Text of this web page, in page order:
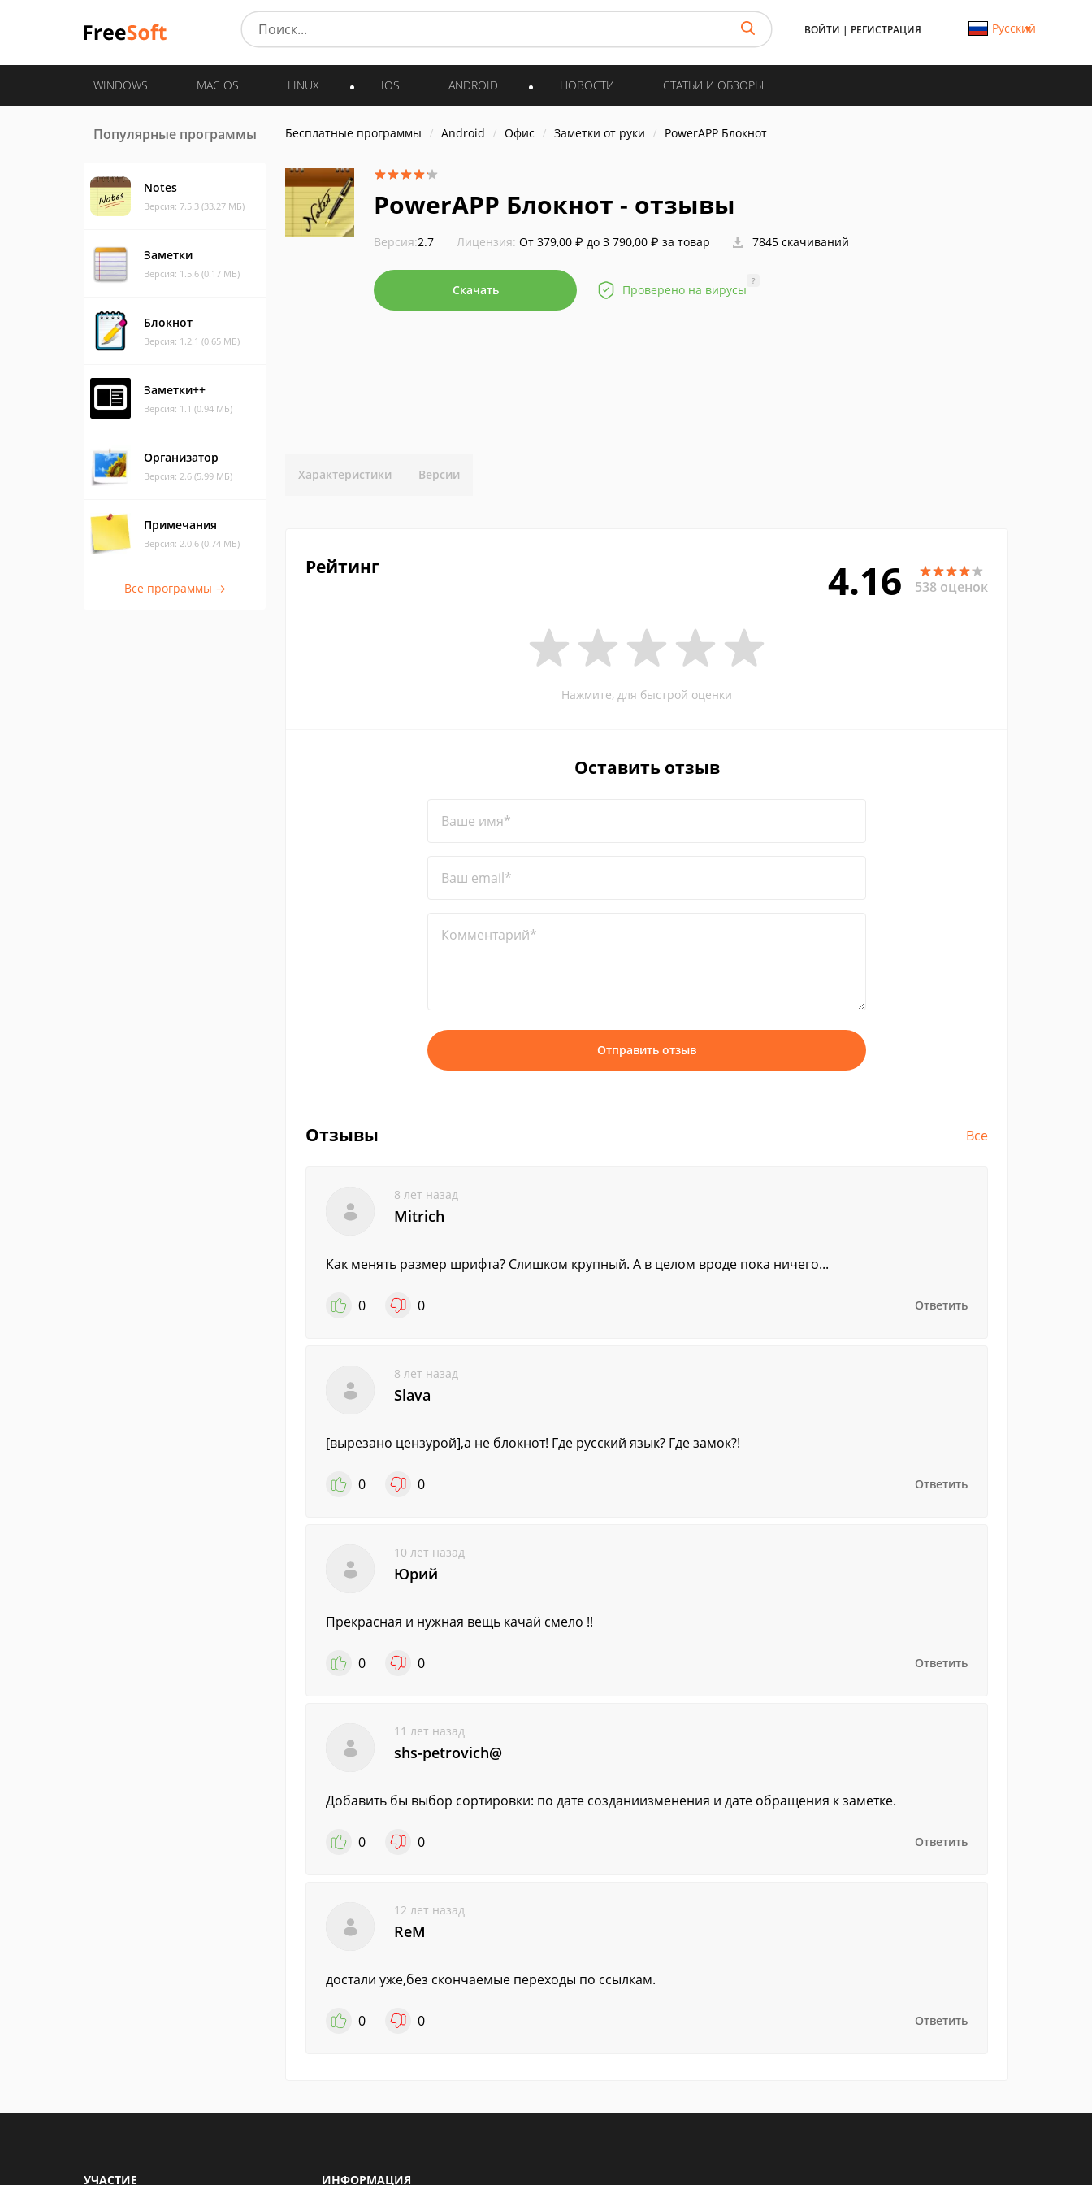
ВОЙТИ | РЕГИСТРАЦИЯ Русский
WINDOWS MAC OS LINUX IOS ANDROID НОВОСТИ СТАТЬИ И ОБЗОРЫ
Популярные программы
Notes
Версия: 7.5.3 (33.27 МБ)
Заметки
Версия: 1.5.6 (0.17 МБ)
Блокнот
Версия: 1.2.1 (0.65 МБ)
Заметки++
Версия: 1.1 (0.94 МБ)
Организатор
Версия: 2.6 (5.99 МБ)
Примечания
Версия: 2.0.6 (0.74 МБ)
Все программы →
Бесплатные программы Android Офис Заметки от руки PowerAPP Блокнот
PowerAPP Блокнот - отзывы
Версия:2.7 Лицензия: От 379,00 ₽ до 3 790,00 ₽ за товар 7845 скачиваний
Скачать Проверено на вирусы
?
Характеристики Версии
Рейтинг 4.16 538 оценок
Нажмите, для быстрой оценки
Оставить отзыв
Ваше имя*
Ваш email*
Комментарий*
Отправить отзыв
Отзывы Все
8 лет назад
Mitrich
Как менять размер шрифта? Слишком крупный. А в целом вроде пока ничего...
0 0 Ответить
8 лет назад
Slava
[вырезано цензурой],а не блокнот! Где русский язык? Где замок?!
0 0 Ответить
10 лет назад
Юрий
Прекрасная и нужная вещь качай смело !!
0 0 Ответить
11 лет назад
shs-petrovich@
Добавить бы выбор сортировки: по дате созданиизменения и дате обращения к заметке.
0 0 Ответить
12 лет назад
ReM
достали уже,без скончаемые переходы по ссылкам.
0 0 Ответить
УЧАСТИЕ ИНФОРМАЦИЯ